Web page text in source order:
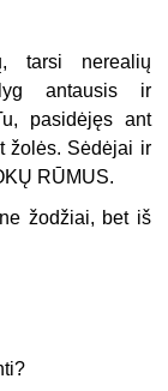
tarsi nerealių
antausis ir
pasidėjęs ant
žolės. Sėdėjai ir
RŪMUS.
žodžiai, bet iš